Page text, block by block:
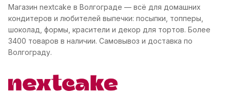
Магазин nextcake в Волгограде — всё для домашних
кондитеров и любителей выпечки: посыпки, топперы,
шоколад, формы, красители и декор для тортов. Более
3400 товаров в наличии. Самовывоз и доставка по
Волгограду.